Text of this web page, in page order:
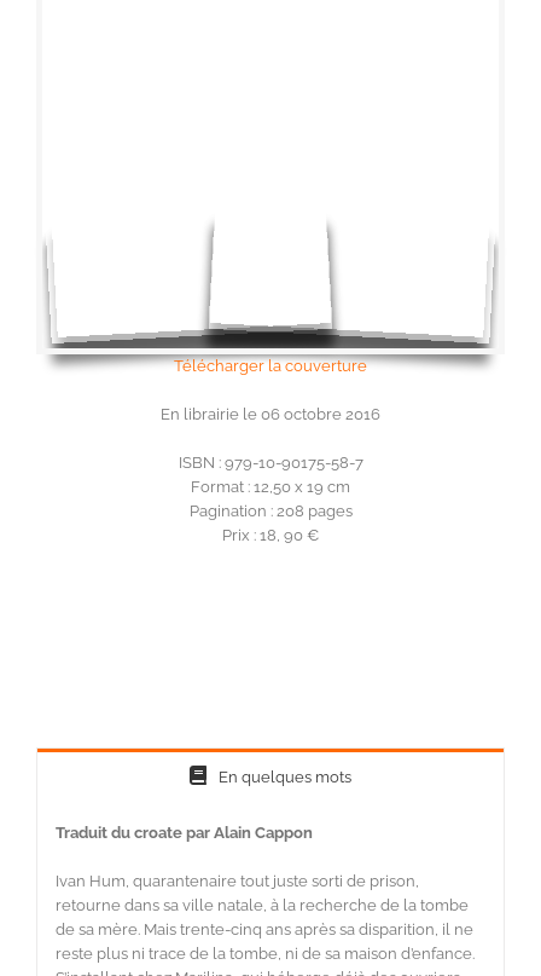
Télécharger la couverture
En librairie le 06 octobre 2016
ISBN : 979-10-90175-58-7
Format : 12,50 x 19 cm
Pagination : 208 pages
Prix : 18, 90 €
En quelques mots
Traduit du croate par Alain Cappon
Ivan Hum, quarantenaire tout juste sorti de prison,
retourne dans sa ville natale, à la recherche de la tombe
de sa mère. Mais trente-cinq ans après sa disparition, il ne
reste plus ni trace de la tombe, ni de sa maison d’enfance.